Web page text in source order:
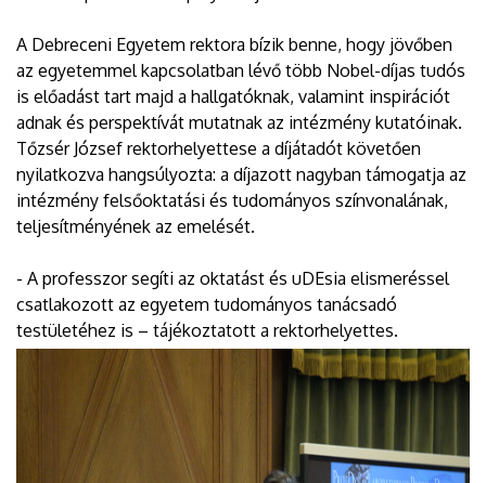
A Debreceni Egyetem rektora bízik benne, hogy jövőben
az egyetemmel kapcsolatban lévő több Nobel-díjas tudós
is előadást tart majd a hallgatóknak, valamint inspirációt
adnak és perspektívát mutatnak az intézmény kutatóinak.
Tőzsér József rektorhelyettese a díjátadót követően
nyilatkozva hangsúlyozta: a díjazott nagyban támogatja az
intézmény felsőoktatási és tudományos színvonalának,
teljesítményének az emelését.
- A professzor segíti az oktatást és uDEsia elismeréssel
csatlakozott az egyetem tudományos tanácsadó
testületéhez is – tájékoztatott a rektorhelyettes.